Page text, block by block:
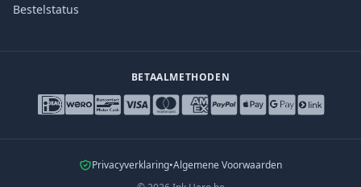
Bestelstatus
BETAALMETHODEN
Privacyverklaring•Algemene Voorwaarden